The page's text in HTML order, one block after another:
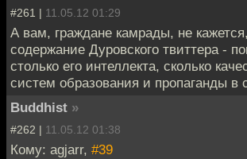
#261 | 11.05.12 01:29
А вам, граждане камрады, не
содержание Дуровского твиттера -
столько его интеллекта, сколько
систем образования и пропаганды в
Buddhist »
#262 | 11.05.12 01:38
Кому: agjarr, #39